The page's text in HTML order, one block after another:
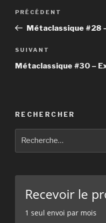
Navigation
Article
précédent
PRÉCÉDENT
Métaclassique #28
Article
suivant
SUIVANT
Métaclassique #30 –
RECHERCHER
Recevoir le
1 seul envoi par mois